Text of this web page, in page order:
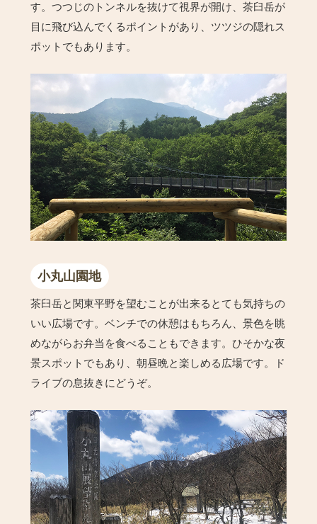
す。つつじのトンネルを抜けて視界が開け、茶臼岳が
目に飛び込んでくるポイントがあり、ツツジの隠れス
ポットでもあります。
小丸山園地
茶臼岳と関東平野を望むことが出来るとても気持ちの
いい広場です。ベンチでの休憩はもちろん、景色を眺
めながらお弁当を食べることもできます。ひそかな夜
景スポットでもあり、朝昼晩と楽しめる広場です。ド
ライブの息抜きにどうぞ。